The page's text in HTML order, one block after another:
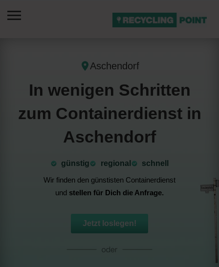
Aschendorf
In wenigen Schritten
zum Containerdienst in
Aschendorf
günstig ⁠regional
schnell
Wir finden den günstisten Containerdienst
und stellen für Dich die Anfrage.
Jetzt loslegen!